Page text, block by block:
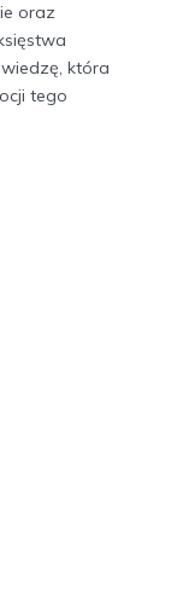
oraz
która
tego